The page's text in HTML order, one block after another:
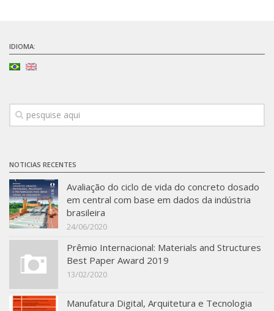
IDIOMA:
NOTICIAS RECENTES
Avaliação do ciclo de vida do concreto dosado
em central com base em dados da indústria
brasileira
24/06/2020
Prêmio Internacional: Materials and Structures
Best Paper Award 2019
13/02/2020
Manufatura Digital, Arquitetura e Tecnologia